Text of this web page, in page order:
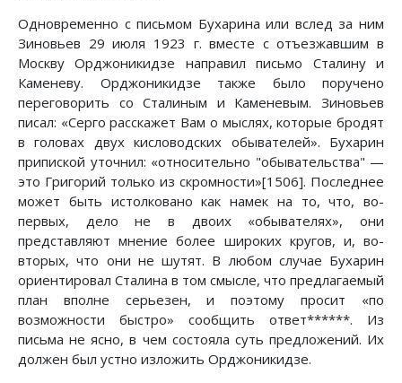
Одновременно с письмом Бухарина или вслед за ним
Зиновьев 29 июля 1923 г. вместе с отъезжавшим в
Москву Орджоникидзе направил письмо Сталину и
Каменеву. Орджоникидзе также было поручено
переговорить со Сталиным и Каменевым. Зиновьев
писал: «Серго расскажет Вам о мыслях, которые бродят
в головах двух кисловодских обывателей». Бухарин
припиской уточнил: «относительно "обывательства" —
это Григорий только из скромности»[1506]. Последнее
может быть истолковано как намек на то, что, во-
первых, дело не в двоих «обывателях», они
представляют мнение более широких кругов, и, во-
вторых, что они не шутят. В любом случае Бухарин
ориентировал Сталина в том смысле, что предлагаемый
план вполне серьезен, и поэтому просит «по
возможности быстро» сообщить ответ******. Из
письма не ясно, в чем состояла суть предложений. Их
должен был устно изложить Орджоникидзе.